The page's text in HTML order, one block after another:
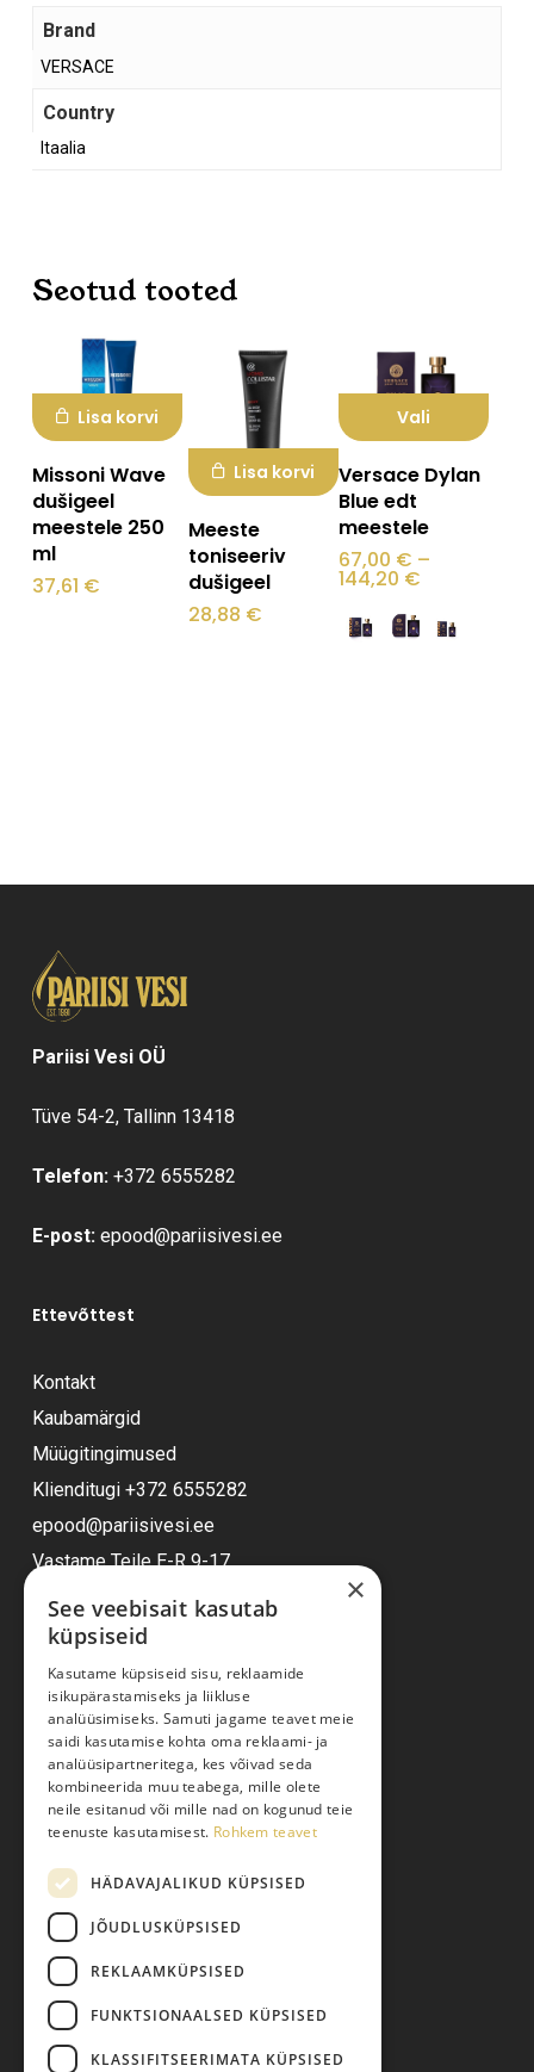
Brand
VERSACE
Country
Itaalia
Seotud tooted
Lisa korvi
Missoni Wave
dušigeel
meestele 250
ml
37,61 €
Lisa korvi
Meeste
toniseeriv
dušigeel
28,88 €
Vali
tootel
on
mitu
Valikuid
Versace Dylan
Blue edt
meestele
67,00 € –
144,20 €
kuni
144,20 €
Pariisi Vesi OÜ
Tüve 54-2, Tallinn 13418
Telefon: +372 6555282
E-post: epood@pariisivesi.ee
Ettevõttest
Kontakt
Kaubamärgid
Müügitingimused
Klienditugi +372 6555282
epood@pariisivesi.ee
Vastame Teile E-R 9-17
Ostuabi
Kauba kohaletoimetamine
Toodete tellimine
Maksmine
Järelmaks
Pretensiooni esitamine
Isikuandmete töötlemine
×
See veebisait kasutab
küpsiseid
Kasutame küpsiseid sisu, reklaamide
isikupärastamiseks ja liikluse
analüüsimiseks. Samuti jagame teavet meie
saidi kasutamise kohta oma reklaami- ja
analüüsipartneritega, kes võivad seda
kombineerida muu teabega, mille olete
neile esitanud või mille nad on kogunud teie
teenuste kasutamisest. Rohkem teavet
HÄDAVAJALIKUD KÜPSISED
JÕUDLUSKÜPSISED
REKLAAMKÜPSISED
FUNKTSIONAALSED KÜPSISED
KLASSIFITSEERIMATA KÜPSISED